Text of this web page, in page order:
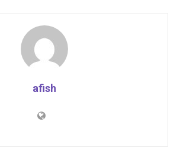
afish